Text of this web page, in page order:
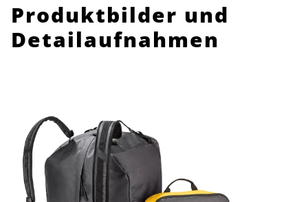
Produktbilder und
Detailaufnahmen